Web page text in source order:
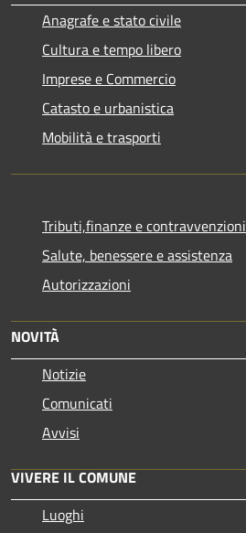
Anagrafe e stato civile
Cultura e tempo libero
Imprese e Commercio
Catasto e urbanistica
Mobilità e trasporti
Tributi,finanze e contravvenzioni
Salute, benessere e assistenza
Autorizzazioni
NOVITÀ
Notizie
Comunicati
Avvisi
VIVERE IL COMUNE
Luoghi